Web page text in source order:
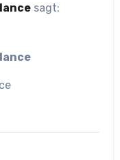
sagt: